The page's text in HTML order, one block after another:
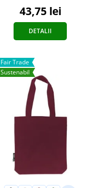
43,75 lei
DETALII
Fair Trade
Sustenabil